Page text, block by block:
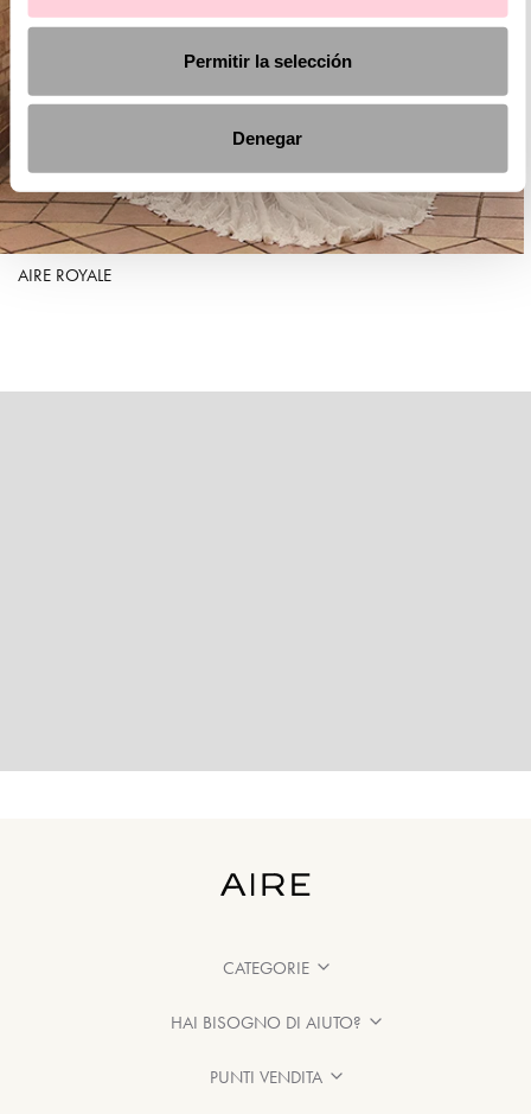
Permitir la selección
Denegar
AIRE ROYALE
CATEGORIE
HAI BISOGNO DI AIUTO?
PUNTI VENDITA